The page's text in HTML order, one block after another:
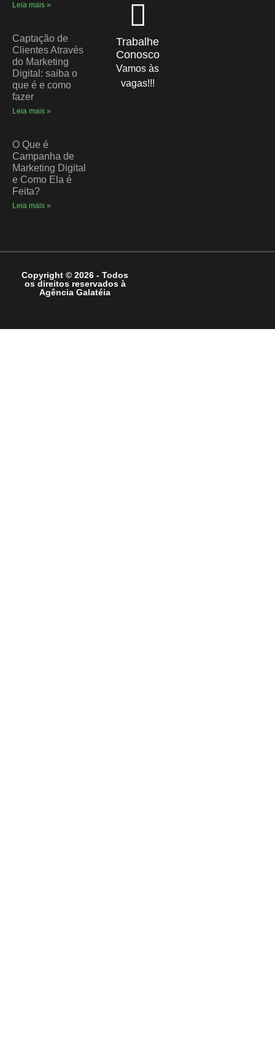
Leia mais »
Captação de
Clientes Através
do Marketing
Digital: saiba o
que é e como
fazer
Leia mais »
O Que é
Campanha de
Marketing Digital
e Como Ela é
Feita?
Leia mais »
Trabalhe
Conosco
Vamos às
vagas!!!
Copyright © 2026 - Todos
os direitos reservados à
Agência Galatéia